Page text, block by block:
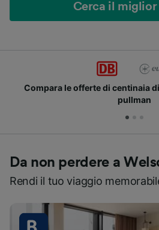
Cerca il miglior
di centinaia di compagnie di treni e
Da non perdere a
Rendi il tuo viaggio